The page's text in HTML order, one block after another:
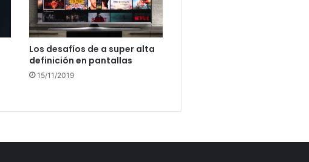
Los desafíos de a super alta
definición en pantallas
15/11/2019